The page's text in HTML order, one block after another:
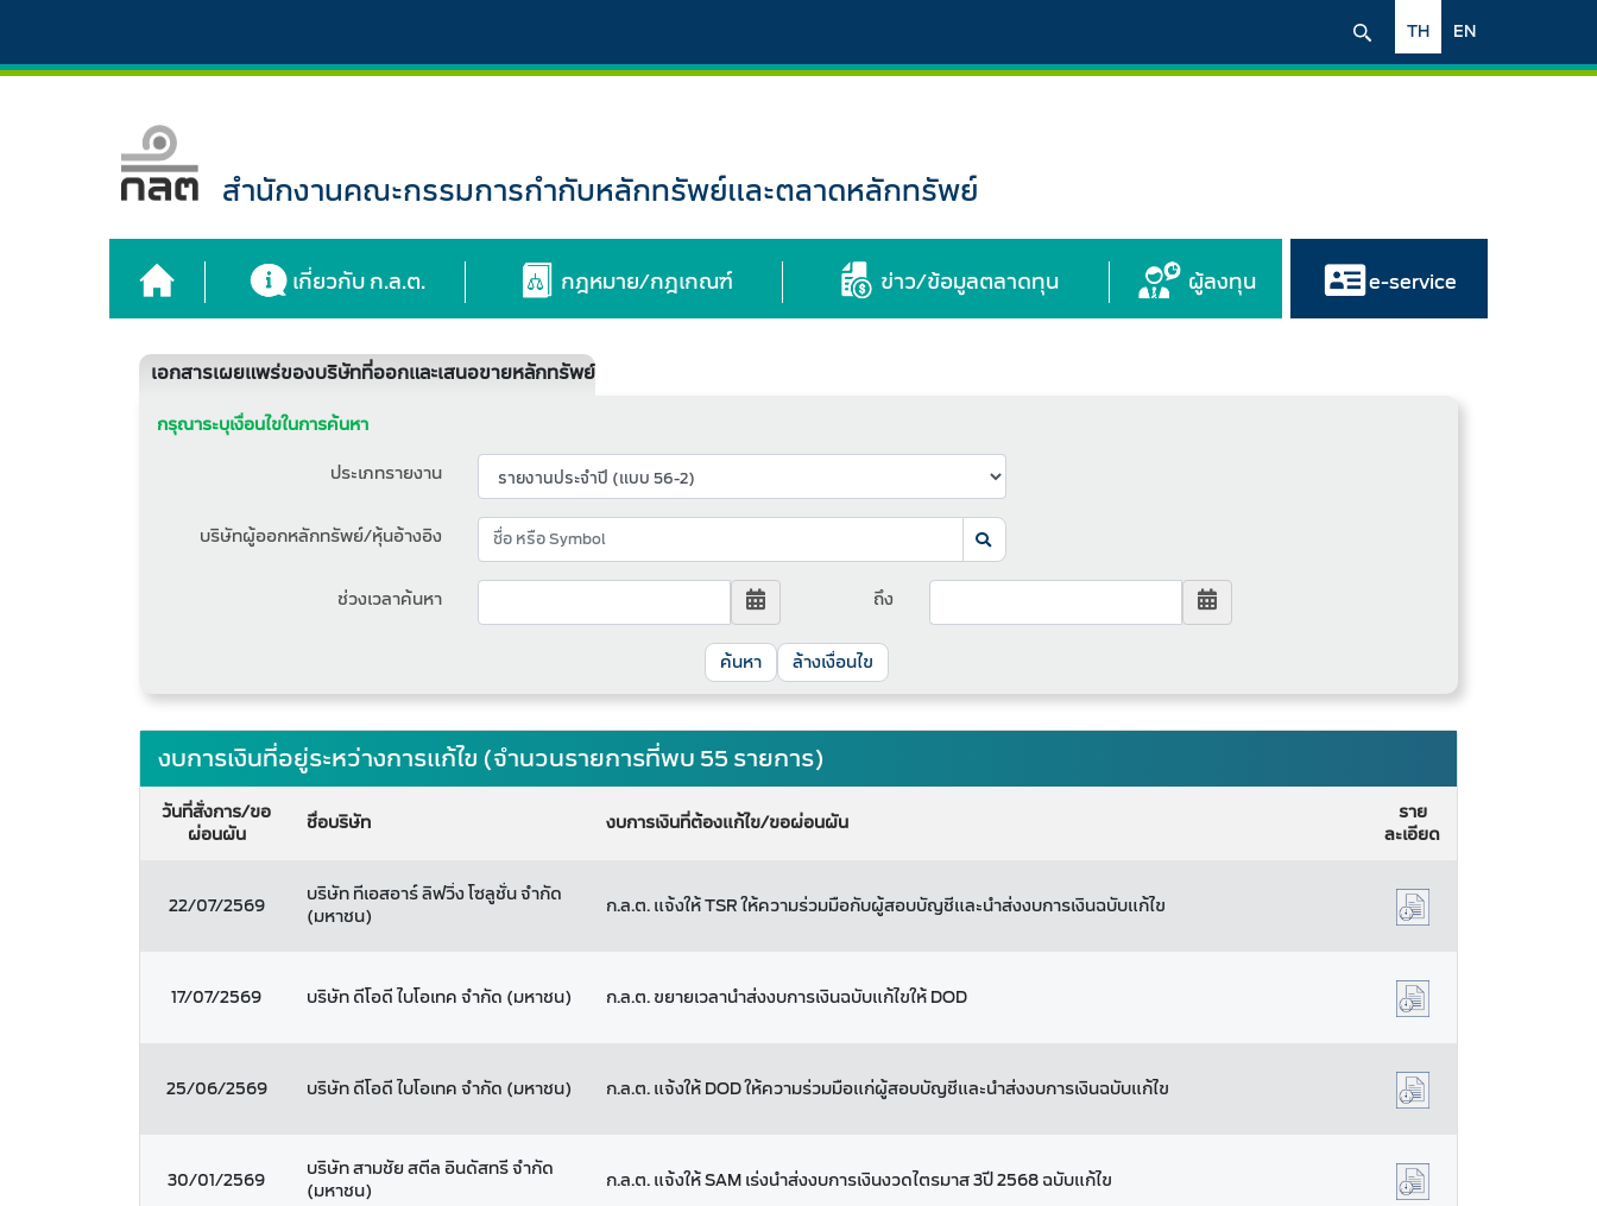
EN
TH
สำนักงานคณะกรรมการกำกับหลักทรัพย์และตลาดหลักทรัพย์
เกี่ยวกับ ก.ล.ต. กฎหมาย/กฎเกณฑ์ ข่าว/ข้อมูลตลาดทุน ผู้ลงทุน e-service
เอกสารเผยแพร่ของบริษัทที่ออกและเสนอขายหลักทรัพย์
กรุณาระบุเงื่อนไขในการค้นหา
ประเภทรายงาน
บริษัทผู้ออกหลักทรัพย์/หุ้นอ้างอิง
ช่วงเวลาค้นหา ถึง
ล้างเงื่อนไข
งบการเงินที่อยู่ระหว่างการแก้ไข (จำนวนรายการที่พบ 55 รายการ)
วันที่สั่งการ/ขอ
ผ่อนผัน
ชื่อบริษัท งบการเงินที่ต้องแก้ไข/ขอผ่อนผัน
ราย
ละเอียด
22/07/2569
บริษัท ทีเอสอาร์ ลิฟวิ่ง โซลูชั่น จำกัด
(มหาชน)
ก.ล.ต. แจ้งให้ TSR ให้ความร่วมมือกับผู้สอบบัญชีและนำส่งงบการเงินฉบับแก้ไข
17/07/2569 บริษัท ดีโอดี ไบโอเทค จำกัด (มหาชน) ก.ล.ต. ขยายเวลานำส่งงบการเงินฉบับแก้ไขให้ DOD
25/06/2569 บริษัท ดีโอดี ไบโอเทค จำกัด (มหาชน) ก.ล.ต. แจ้งให้ DOD ให้ความร่วมมือแก่ผู้สอบบัญชีและนำส่งงบการเงินฉบับแก้ไข
30/01/2569
บริษัท สามชัย สตีล อินดัสทรี จำกัด
(มหาชน)
ก.ล.ต. แจ้งให้ SAM เร่งนำส่งงบการเงินงวดไตรมาส 3ปี 2568 ฉบับแก้ไข